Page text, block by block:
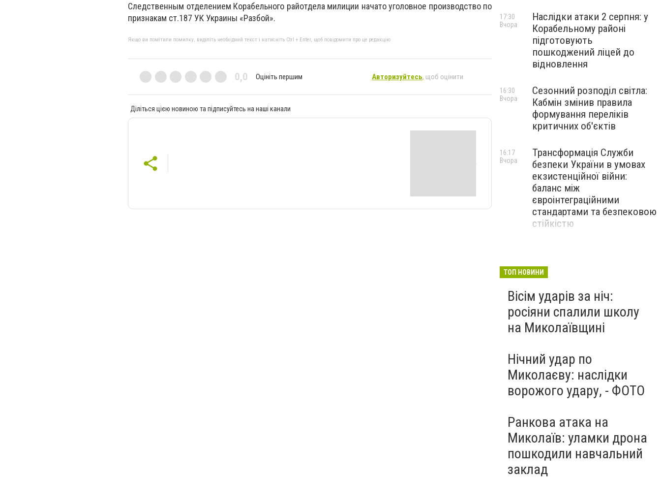
Следственным отделением Корабельного райотдела милиции начато уголовное производство по
признакам ст.187 УК Украины «Разбой».
Якщо ви помітили помилку, виділіть необхідний текст і натисніть Ctrl + Enter, щоб повідомити про це редакцію
0,0 Оцініть першим Авторизуйтесь, щоб оцінити
Діліться цією новиною та підписуйтесь на наші канали
Наслідки атаки 2 серпня: у
Корабельному районі
підготовують
пошкоджений ліцей до
відновлення
17:30
Вчора
Сезонний розподіл світла:
Кабмін змінив правила
формування переліків
критичних об'єктів
16:30
Вчора
Трансформація Служби
безпеки України в умовах
екзистенційної війни:
баланс між
євроінтеграційними
стандартами та безпековою
стійкістю
16:17
Вчора
на 20%: Уряд підбив
навчального року
ТОП НОВИНИ
Вісім ударів за ніч:
росіяни спалили школу
на Миколаївщині
Нічний удар по
Миколаєву: наслідки
ворожого удару, - ФОТО
Ранкова атака на
Миколаїв: уламки дрона
пошкодили навчальний
заклад